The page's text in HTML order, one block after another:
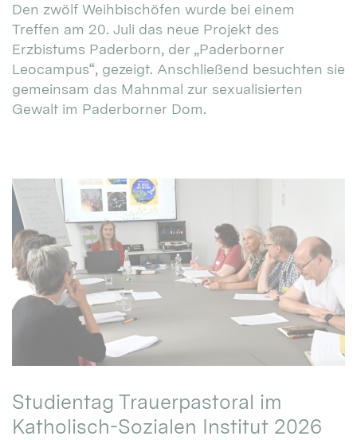
Den zwölf Weihbischöfen wurde bei einem
Treffen am 20. Juli das neue Projekt des
Erzbistums Paderborn, der „Paderborner
Leocampus“, gezeigt. Anschließend besuchten sie
gemeinsam das Mahnmal zur sexualisierten
Gewalt im Paderborner Dom.
Studientag Trauerpastoral im
Katholisch-Sozialen Institut 2026